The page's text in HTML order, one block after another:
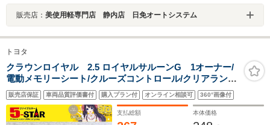
販売店： 美使用軽専門店 静内店 日免オートシステム
トヨタ
クラウンロイヤル 2.5 ロイヤルサルーンG 1オーナー/
電動メモリーシート/クルーズコントロール/クリアランス
ソナー/BSM/オートマチックハイビーム/ヘッドライトウ
ォッシャー/純正ナビ/Bluetooth/バックカメラ/LEDオート
ライト
販売店保証 車両品質評価書付 購入プラン付 オンライン相談可 360°画像付
支払総額 本体価格